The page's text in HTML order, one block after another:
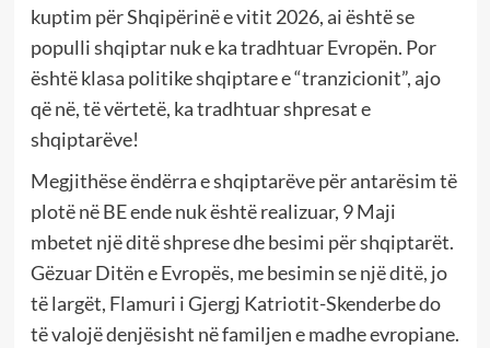
kuptim për Shqipërinë e vitit 2026, ai është se
populli shqiptar nuk e ka tradhtuar Evropën. Por
është klasa politike shqiptare e “tranzicionit”, ajo
që në, të vërtetë, ka tradhtuar shpresat e
shqiptarëve!
Megjithëse ëndërra e shqiptarëve për antarësim të
plotë në BE ende nuk është realizuar, 9 Maji
mbetet një ditë shprese dhe besimi për shqiptarët.
Gëzuar Ditën e Evropës, me besimin se një ditë, jo
të largët, Flamuri i Gjergj Katriotit-Skenderbe do
të valojë denjësisht në familjen e madhe evropiane.